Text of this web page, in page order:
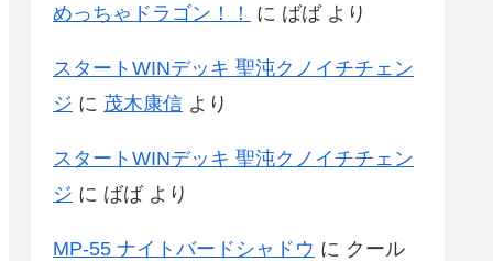
めっちゃドラゴン！！
に ばばより
スタートWINデッキ 聖沌クノイチチェン
ジ に 茂木康信 より
スタートWINデッキ 聖沌クノイチチェン
ジ に ばばより
MP-55 ナイトバードシャドウ に クール